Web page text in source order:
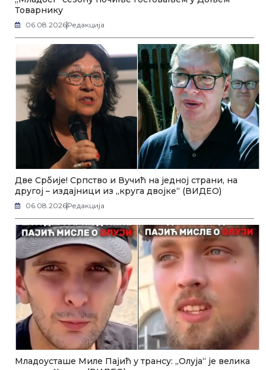
Товарнику
06.08.2026Редакција
Две Србије! Српство и Вучић на једној страни, на
другој – издајници из „круга двојке“ (ВИДЕО)
06.08.2026Редакција
Младоусташе Миле Пајић у трансу: „Олуја“ је велика